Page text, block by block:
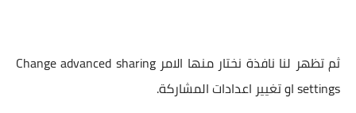
ثم تظهر لنا نافذة نختار منها الامر Change advanced sharing
settings او تغيير اعدادات المشاركة.